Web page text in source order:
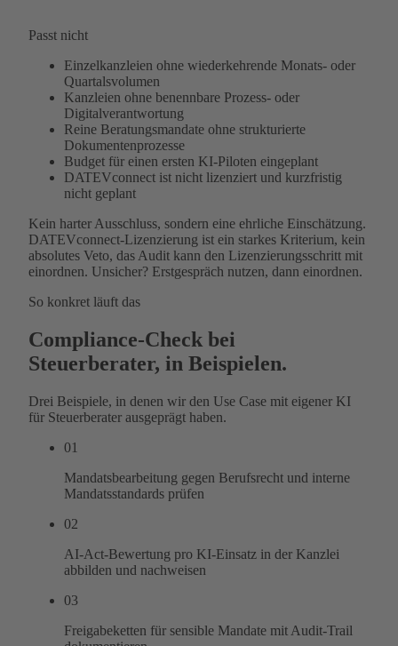
Passt nicht
Einzelkanzleien ohne wiederkehrende Monats- oder
Quartalsvolumen
Kanzleien ohne benennbare Prozess- oder
Digitalverantwortung
Reine Beratungsmandate ohne strukturierte
Dokumentenprozesse
Budget für einen ersten KI-Piloten eingeplant
DATEVconnect ist nicht lizenziert und kurzfristig
nicht geplant
Kein harter Ausschluss, sondern eine ehrliche Einschätzung.
DATEVconnect-Lizenzierung ist ein starkes Kriterium, kein
absolutes Veto, das Audit kann den Lizenzierungsschritt mit
einordnen. Unsicher? Erstgespräch nutzen, dann einordnen.
So konkret läuft das
Compliance-Check bei
Steuerberater, in Beispielen.
Drei Beispiele, in denen wir den Use Case mit eigener KI
für Steuerberater ausgeprägt haben.
01
Mandatsbearbeitung gegen Berufsrecht und interne
Mandatsstandards prüfen
02
AI-Act-Bewertung pro KI-Einsatz in der Kanzlei
abbilden und nachweisen
03
Freigabeketten für sensible Mandate mit Audit-Trail